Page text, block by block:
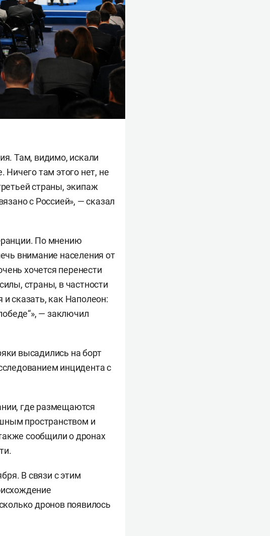
Там, видимо, искали
Ничего там этого нет, не
страны, экипаж
с Россией», — сказал
По мнению
внимание населения от
хочется перенести
страны, в частности
сказать, как Наполеон:
— заключил
высадились на борт
инцидента с
где размещаются
пространством и
сообщили о дронах
В связи с этим
дронов появилось